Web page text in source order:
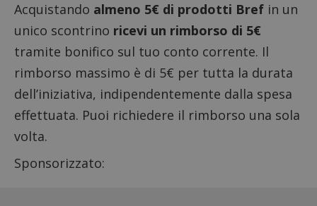
Acquistando almeno 5€ di prodotti Bref in un
unico scontrino ricevi un rimborso di 5€
tramite bonifico sul tuo conto corrente. Il
rimborso massimo è di 5€ per tutta la durata
dell’iniziativa, indipendentemente dalla spesa
effettuata. Puoi richiedere il rimborso una sola
volta.
Sponsorizzato: